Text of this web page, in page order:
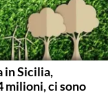
in Sicilia,
milioni, ci sono